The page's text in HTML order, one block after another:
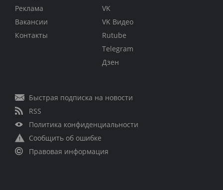
Реклама
Вакансии
Контакты
VK
VK Видео
Rutube
Telegram
Дзен
Быстрая подписка на новости
RSS
Политика конфиденциальности
Сообщить об ошибке
Правовая информация